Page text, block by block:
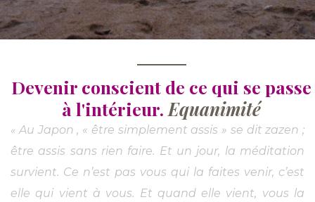
Devenir conscient de ce qui se passe
à l'intérieur. Equanimité
« Au Japon , « être simplement assis » se dit zazen ;
être assis sans rien faire. Et un jour, la méditation
survient. Ce n’est pas vous qui la faites venir, c’est
elle qui vient à vous. Et quand elle vient, vous la